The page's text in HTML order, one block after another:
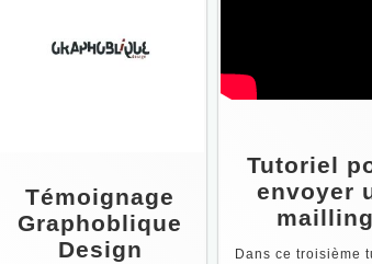
Témoignage
Graphoblique
Design
Tutoriel
envoyer
mailling
Dans ce troisième